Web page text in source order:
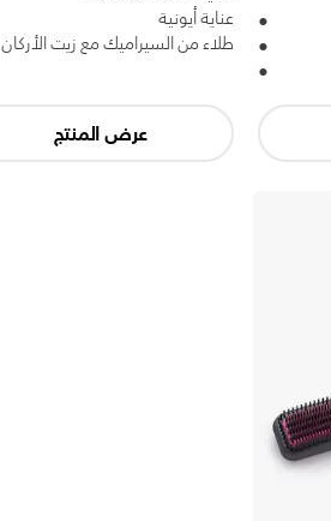
عناية أيونية
طلاء من السيراميك مع زيت الأركان
عرض المنتج